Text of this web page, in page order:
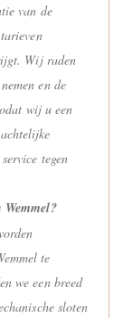
van de
Wij raden
en de
wij u een
tegen
te
we een breed
sloten